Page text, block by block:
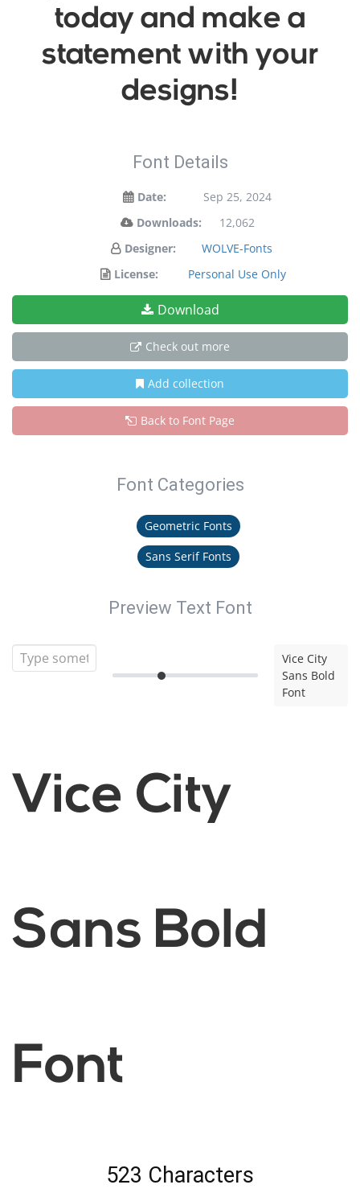
today and make a
statement with your
designs!
Font Details
Date:
Sep 25, 2024
Downloads:
12,062
Designer:
WOLVE-Fonts
License:
Personal Use Only
Download
Check out more
Add collection
Back to Font Page
Font Categories
Geometric Fonts
Sans Serif Fonts
Preview Text Font
Vice City
Sans Bold
Font
Vice City
Sans Bold
Font
523 Characters